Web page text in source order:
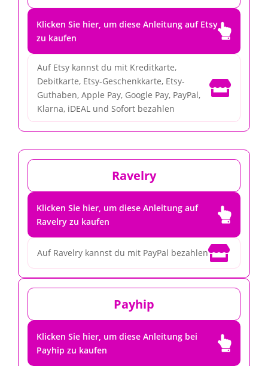
Klicken Sie hier, um diese Anleitung auf Etsy
zu kaufen

Auf Etsy kannst du mit Kreditkarte,
Debitkarte, Etsy-Geschenkkarte, Etsy-
Guthaben, Apple Pay, Google Pay, PayPal,
Klarna, iDEAL und Sofort bezahlen

Ravelry
Klicken Sie hier, um diese Anleitung auf
Ravelry zu kaufen

Auf Ravelry kannst du mit PayPal bezahlen
Payhip
Klicken Sie hier, um diese Anleitung bei
Payhip zu kaufen
